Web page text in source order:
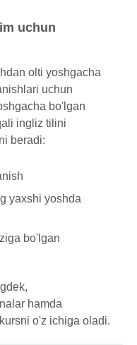
uchun
olti yoshgacha
uchun
bo'lgan
ingliz tilini
beradi:
yaxshi yoshda
bo'lgan
hamda
o'z ichiga oladi.